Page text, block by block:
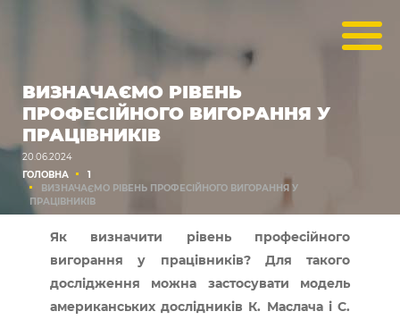
ВИЗНАЧАЄМО РІВЕНЬ
ПРОФЕСІЙНОГО ВИГОРАННЯ У
ПРАЦІВНИКІВ
20.06.2024
ГОЛОВНА
1
ВИЗНАЧАЄМО РІВЕНЬ ПРОФЕСІЙНОГО ВИГОРАННЯ У
ПРАЦІВНИКІВ
Як визначити рівень професійного
вигорання у працівників? Для такого
дослідження можна застосувати модель
американських дослідників К. Маслача і С.